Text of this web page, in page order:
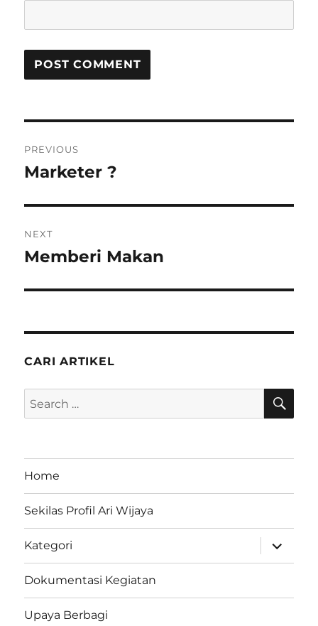
navigation
PREVIOUS
Previous
Marketer ?
NEXT
Next
Memberi Makan
CARI ARTIKEL
Search
for:
Home
Sekilas Profil Ari Wijaya
Kategori
expand
child
menu
Dokumentasi Kegiatan
Upaya Berbagi